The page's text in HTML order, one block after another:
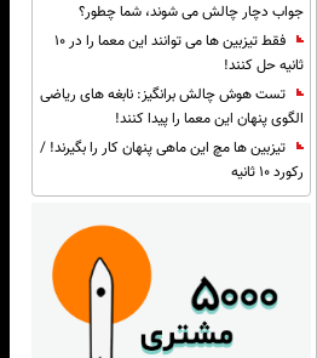
جواب دچار چالش می شوند، شما چطور؟
فقط تیزبین ها می توانند این معما را در 10
ثانیه حل کنند!
تست هوش چالش برانگیز: نابغه های ریاضی
الگوی پنهان این معما را پیدا کنند!
تیزبین ها مچ این ماهی پنهان کار را بگیرند! /
رکورد 10 ثانیه